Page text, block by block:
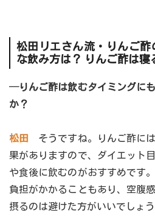
松田リエさん流・りんご
な飲み方は？ りんご酢は寝
─りんご酢は飲むタイミングに
か？
松田 そうですね。りんご酢に
果がありますので、ダイエット
や食後に飲むのがおすすめです
負担がかかることもあり、空腹
摂るのは避けた方がいいでしょう